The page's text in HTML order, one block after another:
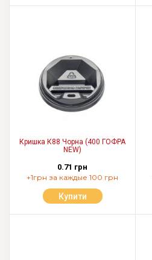
Кришка К88 Чорна (400 ГОФРА
NEW)
0.71 грн
+1грн за каждые 100 грн
Купити